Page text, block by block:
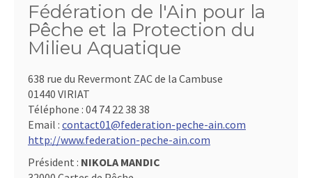
Fédération de l'Ain pour la
Pêche et la Protection du
Milieu Aquatique
638 rue du Revermont ZAC de la Cambuse
01440 VIRIAT
Téléphone : 04 74 22 38 38
Email : contact01@federation-peche-ain.com
http://www.federation-peche-ain.com
Président : NIKOLA MANDIC